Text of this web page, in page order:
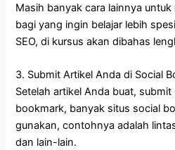
Masih banyak cara lainnya
bagi yang ingin belajar lebih
SEO, di kursus akan dibahas
3. Submit Artikel Anda di Social
Setelah artikel Anda buat,
bookmark, banyak situs social
gunakan, contohnya adalah
dan lain-lain.